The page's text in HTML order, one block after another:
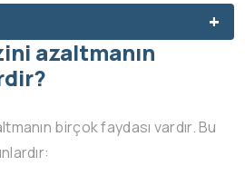
azaltmanın
birçok faydası vardır. Bu